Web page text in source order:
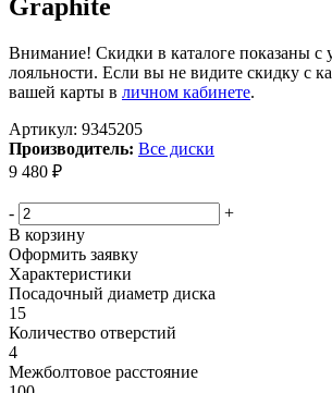
Graphite
Внимание! Скидки в каталоге показаны с
лояльности. Если вы не видите скидку с
вашей карты в личном кабинете.
Артикул: 9345205
Производитель: Все диски
9 480 ₽
-
+
В корзину
Оформить заявку
Характеристики
Посадочный диаметр диска
15
Количество отверстий
4
Межболтовое расстояние